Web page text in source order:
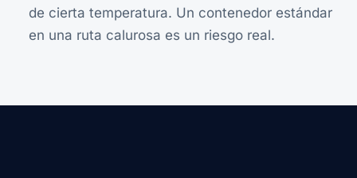
de cierta temperatura. Un contenedor estándar
en una ruta calurosa es un riesgo real.